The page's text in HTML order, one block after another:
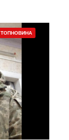
ТОПНОВИНА